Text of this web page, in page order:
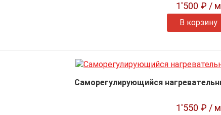
1'500 ₽ / м
В корзину
Саморегулирующийся
1'550 ₽ / м